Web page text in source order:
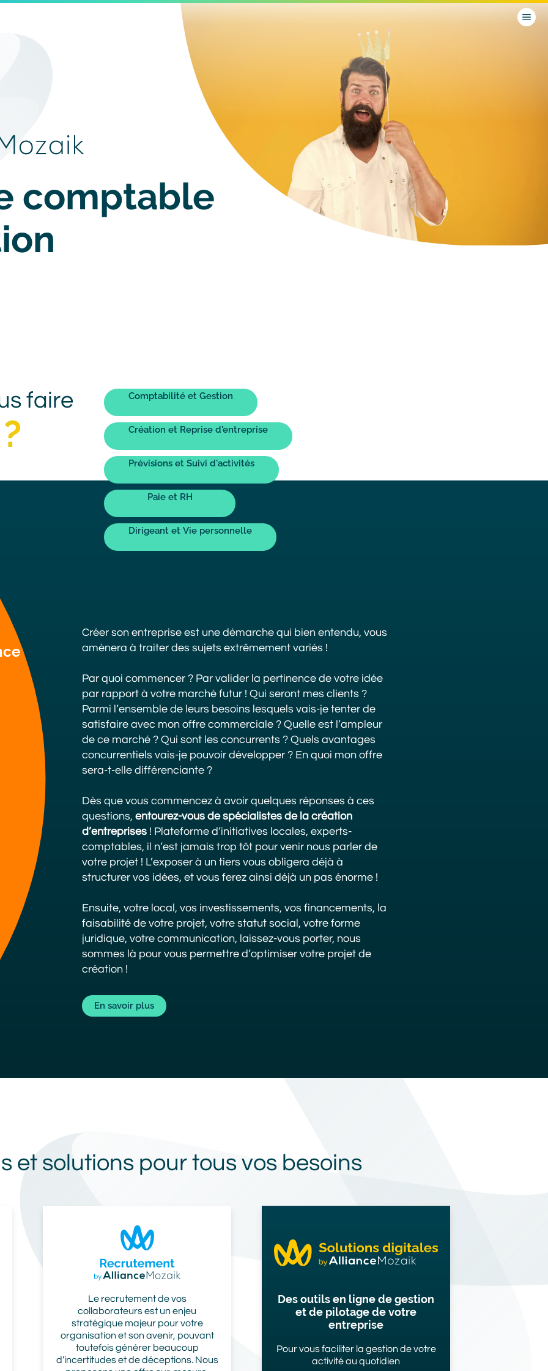
Image
header
Image
comptable
faire
Vue
besoin
Comptabilité et Gestion
Création et Reprise d'entreprise
Prévisions et Suivi d'activités
Paie et RH
Dirigeant et Vie personnelle
Texte
Créer son entreprise est une démarche qui bien entendu, vous
amènera à traiter des sujets extrêmement variés !
Par quoi commencer ? Par valider la pertinence de votre idée
par rapport à votre marché futur ! Qui seront mes clients ?
Parmi l’ensemble de leurs besoins lesquels vais-je tenter de
satisfaire avec mon offre commerciale ? Quelle est l’ampleur
de ce marché ? Qui sont les concurrents ? Quels avantages
concurrentiels vais-je pouvoir développer ? En quoi mon offre
sera-t-elle différenciante ?
Dès que vous commencez à avoir quelques réponses à ces
questions, entourez-vous de spécialistes de la création
d’entreprises! Plateforme d’initiatives locales, experts-
comptables, il n’est jamais trop tôt pour venir nous parler de
votre projet ! L’exposer à un tiers vous obligera déjà à
structurer vos idées, et vous ferez ainsi déjà un pas énorme !
Ensuite, votre local, vos investissements, vos financements, la
faisabilité de votre projet, votre statut social, votre forme
juridique, votre communication, laissez-vous porter, nous
sommes là pour vous permettre d’optimiser votre projet de
création !
LienEn savoir plus
et solutions pour tous vos besoins
Image
Le recrutement de vos
collaborateurs est un enjeu
stratégique majeur pour votre
organisation et son avenir, pouvant
toutefois générer beaucoup
d’incertitudes et de déceptions. Nous
Des outils en ligne de gestion
et de pilotage de votre
entreprise
Pour vous faciliter la gestion de votre
activité au quotidien
Nom
Adresse mail